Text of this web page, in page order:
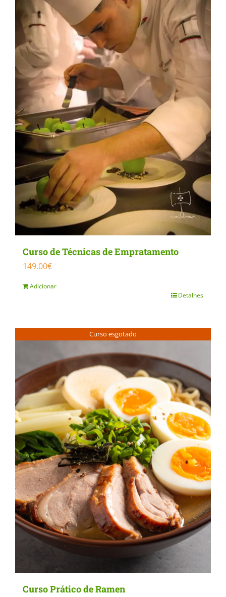
Curso de Técnicas de Empratamento
149.00€
Adicionar
Detalhes
Curso esgotado
Curso Prático de Ramen